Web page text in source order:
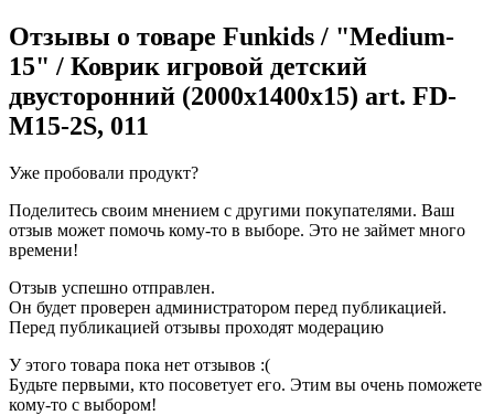
Отзывы о товаре Funkids / "Medium-
15" / Коврик игровой детский
двусторонний (2000х1400х15) art. FD-
M15-2S, 011
Уже пробовали продукт?
Поделитесь своим мнением с другими покупателями. Ваш
отзыв может помочь кому-то в выборе. Это не займет много
времени!
Отзыв успешно отправлен.
Он будет проверен администратором перед публикацией.
Перед публикацией отзывы проходят модерацию
У этого товара пока нет отзывов :(
Будьте первыми, кто посоветует его. Этим вы очень поможете
кому-то с выбором!